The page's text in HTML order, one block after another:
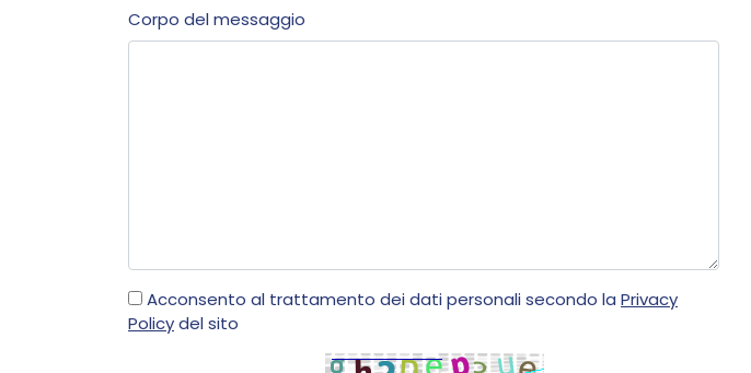
Corpo del messaggio
Acconsento al trattamento dei dati personali secondo la Privacy
Policydel sito